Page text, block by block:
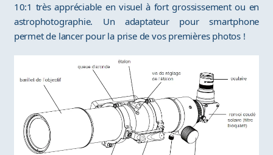
10:1 très appréciable en visuel à fort grossissement ou en
astrophotographie. Un adaptateur pour smartphone
permet de lancer pour la prise de vos premières photos !